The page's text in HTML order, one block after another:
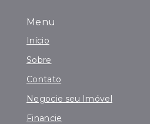
Menu
Início
Sobre
Contato
Negocie seu Imóvel
Financie